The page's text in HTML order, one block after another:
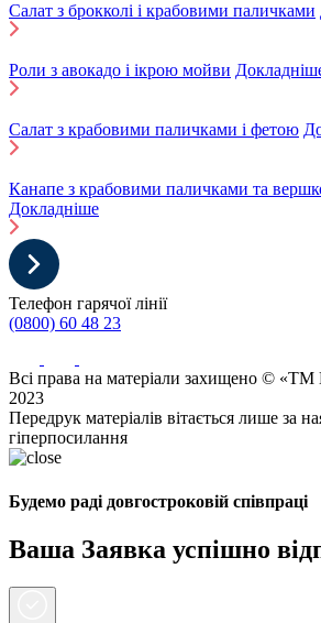
Салат з брокколі і крабовими паличками
Роли з авокадо і ікрою мойви
Салат з крабовими паличками і фетою
Канапе з крабовими паличками та
Докладніше
Телефон гарячої лінії
(0800) 60 48 23
Всі права на матеріали захищено © «ТМ
2023
Передрук матеріалів вітається лише за
гіперпосилання
Будемо раді довгостроковій співпраці
Ваша Заявка успішно